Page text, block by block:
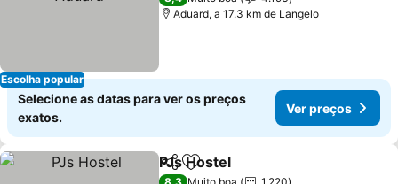
Escolha popular
Aduard, a 17.3 km de Langelo
Selecione as datas para ver os preços
exatos.
Ver preços
PartilharAdicionar aos favoritos
PJs Hostel